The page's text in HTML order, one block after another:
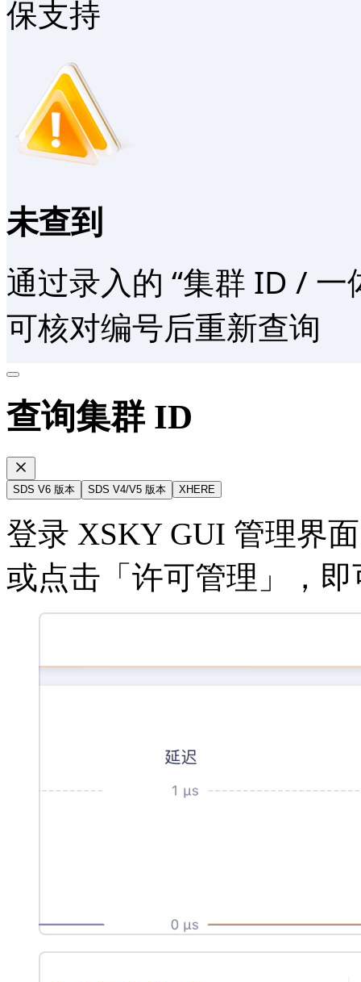
保支持
未查到
通过录入的 “集群 ID /
可核对编号后重新查询
查询集群 ID
SDS V6 版本 SDS V4/V5 版本 XHERE
登录 XSKY GUI 管理界
或点击「许可管理」，